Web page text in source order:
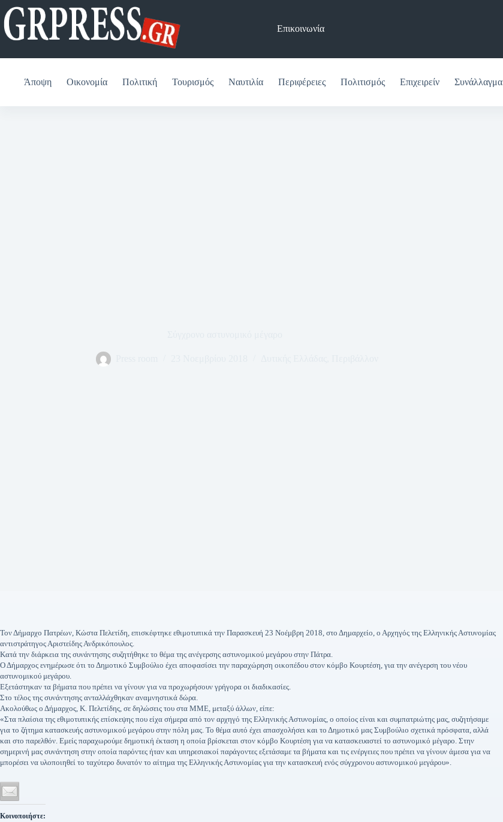
Μετάβαση
στο
περιεχόμενο
Επικοινωνία
Άποψη Οικονομία Πολιτική Τουρισμός Ναυτιλία Περιφέρειες Πολιτισμός Επιχειρείν Συνάλλαγμα
Τον Δήμαρχο Πατρέων, Κώστα Πελετίδη, επισκέφτηκε εθιμοτυπικά την Παρασκευή 23 Νοέμβρη 2018, στο Δημαρχείο, ο Αρχηγός της Ελληνικής Αστυνομίας
αντιστράτηγος Αριστείδης Ανδρικόπουλος.
Κατά την διάρκεια της συνάντησης συζητήθηκε το θέμα της ανέγερσης αστυνομικού μεγάρου στην Πάτρα.
Ο Δήμαρχος ενημέρωσε ότι το Δημοτικό Συμβούλιο έχει αποφασίσει την παραχώρηση οικοπέδου στον κόμβο Κουρτέση, για την ανέγερση του νέου
αστυνομικού μεγάρου.
Εξετάστηκαν τα βήματα που πρέπει να γίνουν για να προχωρήσουν γρήγορα οι διαδικασίες.
Στο τέλος της συνάντησης ανταλλάχθηκαν αναμνηστικά δώρα.
Ακολούθως ο Δήμαρχος, Κ. Πελετίδης, σε δηλώσεις του στα ΜΜΕ, μεταξύ άλλων, είπε:
«Στα πλαίσια της εθιμοτυπικής επίσκεψης που είχα σήμερα από τον αρχηγό της Ελληνικής Αστυνομίας, ο οποίος είναι και συμπατριώτης μας, συζητήσαμε
για το ζήτημα κατασκευής αστυνομικού μεγάρου στην πόλη μας. Το θέμα αυτό έχει απασχολήσει και το Δημοτικό μας Συμβούλιο σχετικά πρόσφατα, αλλά
και στο παρελθόν. Εμείς παραχωρούμε δημοτική έκταση η οποία βρίσκεται στον κόμβο Κουρτέση για να κατασκευαστεί το αστυνομικό μέγαρο. Στην
σημερινή μας συνάντηση στην οποία παρόντες ήταν και υπηρεσιακοί παράγοντες εξετάσαμε τα βήματα και τις ενέργειες που πρέπει να γίνουν άμεσα για να
μπορέσει να υλοποιηθεί το ταχύτερο δυνατόν το αίτημα της Ελληνικής Αστυνομίας για την κατασκευή ενός σύγχρονου αστυνομικού μεγάρου».
Κοινοποιήστε: